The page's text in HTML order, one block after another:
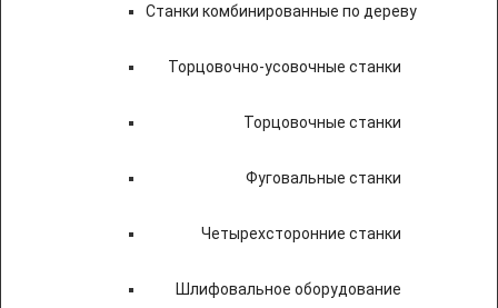
Станки комбинированные по дереву
Торцовочно-усовочные станки
Торцовочные станки
Фуговальные станки
Четырехсторонние станки
Шлифовальное оборудование